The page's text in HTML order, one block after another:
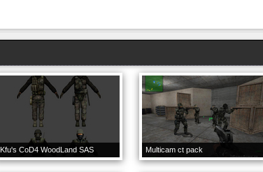
Kfu's CoD4 WoodLand SAS Multicam ct pack